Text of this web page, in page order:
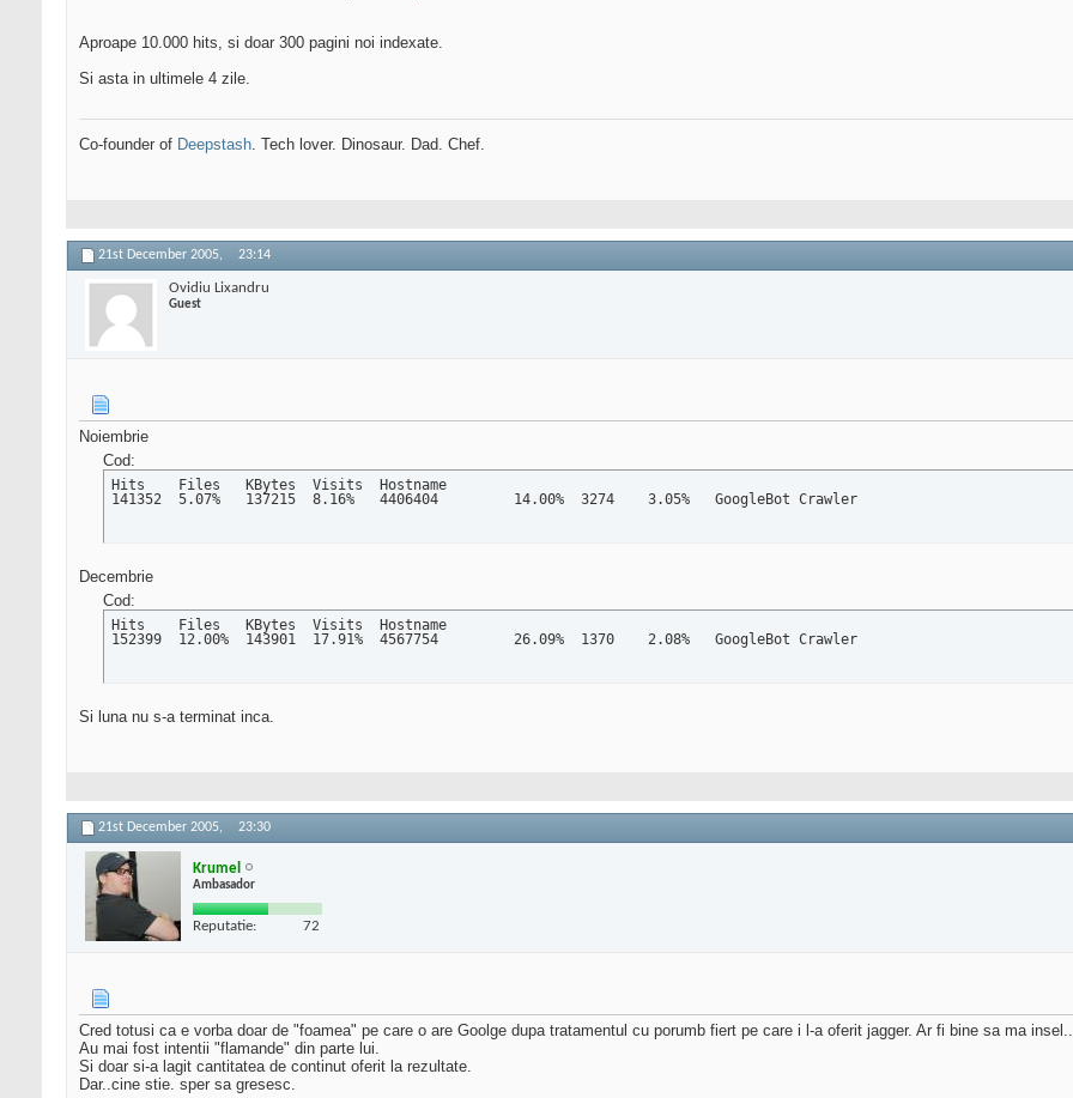
Aproape 10.000 hits, si doar 300 pagini noi indexate.
Si asta in ultimele 4 zile.
Co-founder of Deepstash. Tech lover. Dinosaur. Dad. Chef.
21st December 2005, 23:14
Ovidiu Lixandru
Guest
Noiembrie
Cod:
Hits 	Files 	KBytes 	Visits 	Hostname
141352 	5.07% 	137215 	8.16% 	4406404 	14.00% 	3274 	3.05% 	GoogleBot Crawler
Decembrie
Cod:
Hits 	Files 	KBytes 	Visits 	Hostname
152399 	12.00% 	143901 	17.91% 	4567754 	26.09% 	1370 	2.08% 	GoogleBot Crawler
Si luna nu s-a terminat inca.
21st December 2005, 23:30
Krumel
Ambasador
Reputatie: 72
Cred totusi ca e vorba doar de "foamea" pe care o are Goolge dupa tratamentul cu porumb fiert pe care i l-a oferit jagger. Ar fi bine sa ma
Au mai fost intentii "flamande" din parte lui.
Si doar si-a lagit cantitatea de continut oferit la rezultate.
Dar..cine stie. sper sa gresesc.